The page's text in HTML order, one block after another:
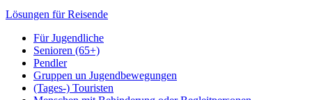
Lösungen für Reisende
Für Jugendliche
Senioren (65+)
Pendler
Gruppen un Jugendbewegungen
(Tages-) Touristen